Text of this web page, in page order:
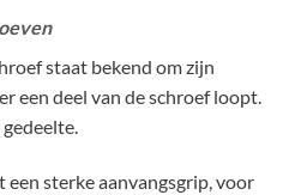
staat bekend om zijn
een deel van de schroef loopt.
sterke aanvangsgrip, voor